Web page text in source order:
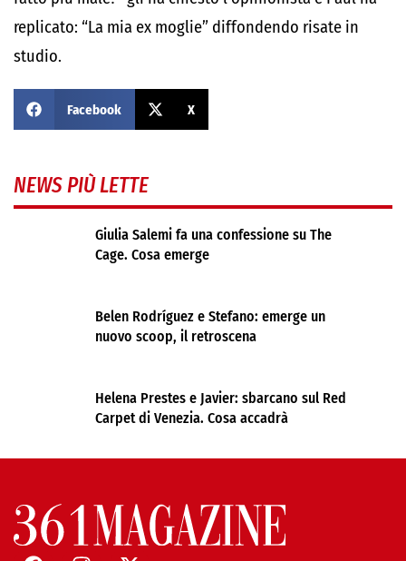
replicato: “La mia ex moglie” diffondendo risate in
studio.
Facebook X
NEWS PIÙ LETTE
Giulia Salemi fa una confessione su The
Cage. Cosa emerge
Belen Rodríguez e Stefano: emerge un
nuovo scoop, il retroscena
Helena Prestes e Javier: sbarcano sul Red
Carpet di Venezia. Cosa accadrà